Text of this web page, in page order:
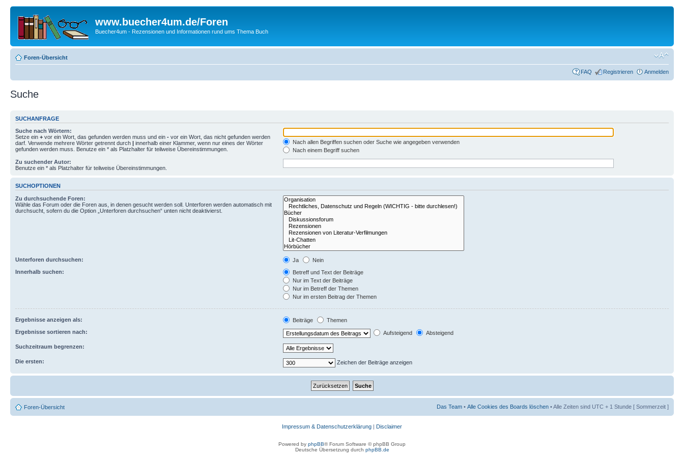
www.buecher4um.de/Foren
Buecher4um - Rezensionen und Informationen rund ums Thema Buch
Foren-Übersicht
FAQ Registrieren Anmelden
Suche
SUCHANFRAGE
Suche nach Wörtern:
Setze ein + vor ein Wort, das gefunden werden muss und ein - vor ein Wort, das nicht gefunden werden
darf. Verwende mehrere Wörter getrennt durch | innerhalb einer Klammer, wenn nur eines der Wörter
gefunden werden muss. Benutze ein * als Platzhalter für teilweise Übereinstimmungen.
Nach allen Begriffen suchen oder Suche wie angegeben verwenden
Nach einem Begriff suchen
Zu suchender Autor:
Benutze ein * als Platzhalter für teilweise Übereinstimmungen.
SUCHOPTIONEN
Zu durchsuchende Foren:
Wähle das Forum oder die Foren aus, in denen gesucht werden soll. Unterforen werden automatisch mit
durchsucht, sofern du die Option „Unterforen durchsuchen“ unten nicht deaktivierst.
Unterforen durchsuchen: Ja
Nein
Innerhalb suchen:
Betreff und Text der Beiträge
Nur im Text der Beiträge
Nur im Betreff der Themen
Nur im ersten Beitrag der Themen
Ergebnisse anzeigen als: Beiträge
Themen
Ergebnisse sortieren nach:
Aufsteigend Absteigend
Suchzeitraum begrenzen:
Die ersten: Zeichen der Beiträge anzeigen
Foren-Übersicht Das Team • Alle Cookies des Boards löschen • Alle Zeiten sind UTC + 1 Stunde [ Sommerzeit ]
Impressum & Datenschutzerklärung | Disclaimer
Powered by phpBB® Forum Software © phpBB Group
Deutsche Übersetzung durch phpBB.de